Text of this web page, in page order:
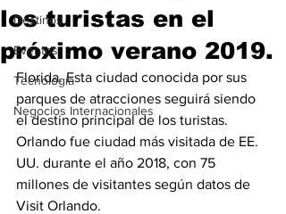
Destinos
Eventos
Tecnología
Negocios Internacionales
los turistas en el
próximo verano 2019.
Florida. Esta ciudad conocida por sus
parques de atracciones seguirá siendo
el destino principal de los turistas.
Orlando fue ciudad más visitada de EE.
UU. durante el año 2018, con 75
millones de visitantes según datos de
Visit Orlando.